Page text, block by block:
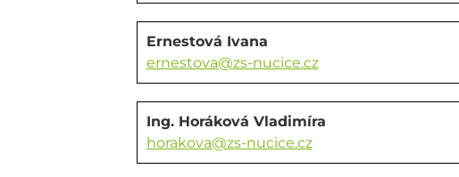
Ernestová Ivana
ernestova@zs-nucice.cz
Ing. Horáková Vladimíra
horakova@zs-nucice.cz